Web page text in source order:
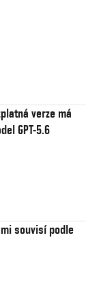
verze má
GPT-5.6
souvisí podle